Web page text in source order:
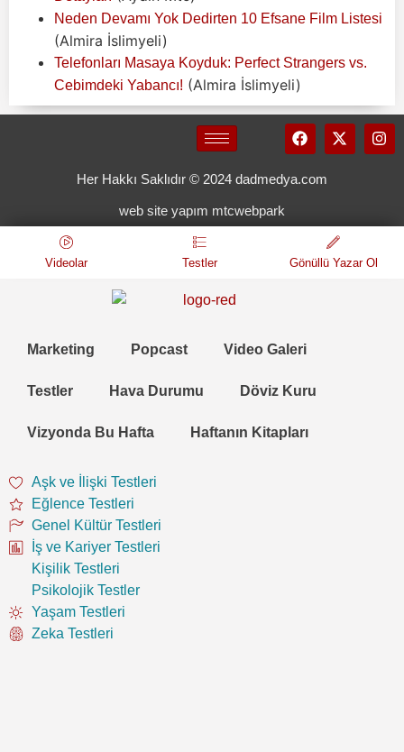
Neden Devamı Yok Dedirten 10 Efsane Film Listesi
(Almira İslimyeli)
Telefonları Masaya Koyduk: Perfect Strangers vs.
Cebimdeki Yabancı! (Almira İslimyeli)
Her Hakkı Saklıdır © 2024 dadmedya.com
web site yapım mtcwebpark
Videolar Testler Gönüllü Yazar Ol
Marketing Popcast Video Galeri
Testler Hava Durumu Döviz Kuru
Vizyonda Bu Hafta Haftanın Kitapları
Aşk ve İlişki Testleri
Eğlence Testleri
Genel Kültür Testleri
İş ve Kariyer Testleri
Kişilik Testleri
Psikolojik Testler
Yaşam Testleri
Zeka Testleri